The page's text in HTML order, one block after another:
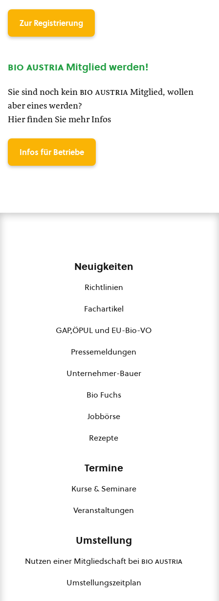
Zur Registrierung
bio austria Mitglied werden!
Sie sind noch kein bio austria Mitglied, wollen
aber eines werden?
Hier finden Sie mehr Infos
Infos für Betriebe
Neuigkeiten
Richtlinien
Fachartikel
GAP,ÖPUL und EU-Bio-VO
Pressemeldungen
Unternehmer-Bauer
Bio Fuchs
Jobbörse
Rezepte
Termine
Kurse & Seminare
Veranstaltungen
Umstellung
Nutzen einer Mitgliedschaft bei bio austria
Umstellungszeitplan